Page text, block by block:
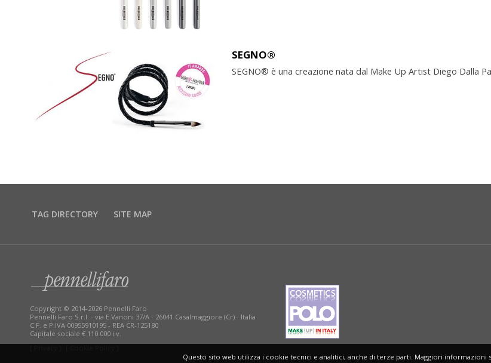
SEGNO®
SEGNO® è una creazione nata dal Make Up Artist Diego Dalla
TAG DIRECTORY SITE MAP
Copyright © 2014-2026 Pennelli Faro
Pennelli Faro S.r.l. - via E.Vanoni 37/A - 26041 Casalmaggiore (Cr) - Italia
C.F. e P.IVA 00955910195 - REA CR-125180
Capitale sociale € 110.000 i.v.
Questo sito web utilizza i cookie tecnici e analitici, anche di terze parti. Maggiori informazioni